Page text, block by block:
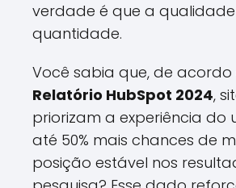
verdade é que a
quantidade.
Você sabia que, de
Relatório HubSpot 2024,
priorizam a experiência do
até 50% mais chances de
posição estável nos